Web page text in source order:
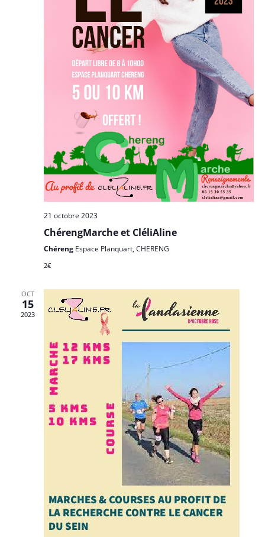
21 octobre 2023
ChérengMarche et CléliAline
Chéreng Espace Planquart, CHERENG
2€
OCT
15
2023